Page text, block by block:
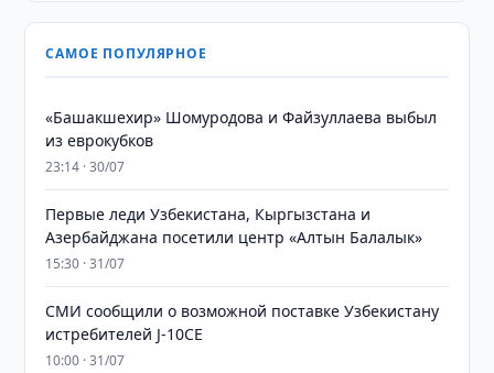
САМОЕ ПОПУЛЯРНОЕ
«Башакшехир» Шомуродова и Файзуллаева выбыл
из еврокубков
23:14 · 30/07
Первые леди Узбекистана, Кыргызстана и
Азербайджана посетили центр «Алтын Балалык»
15:30 · 31/07
СМИ сообщили о возможной поставке Узбекистану
истребителей J-10CE
10:00 · 31/07